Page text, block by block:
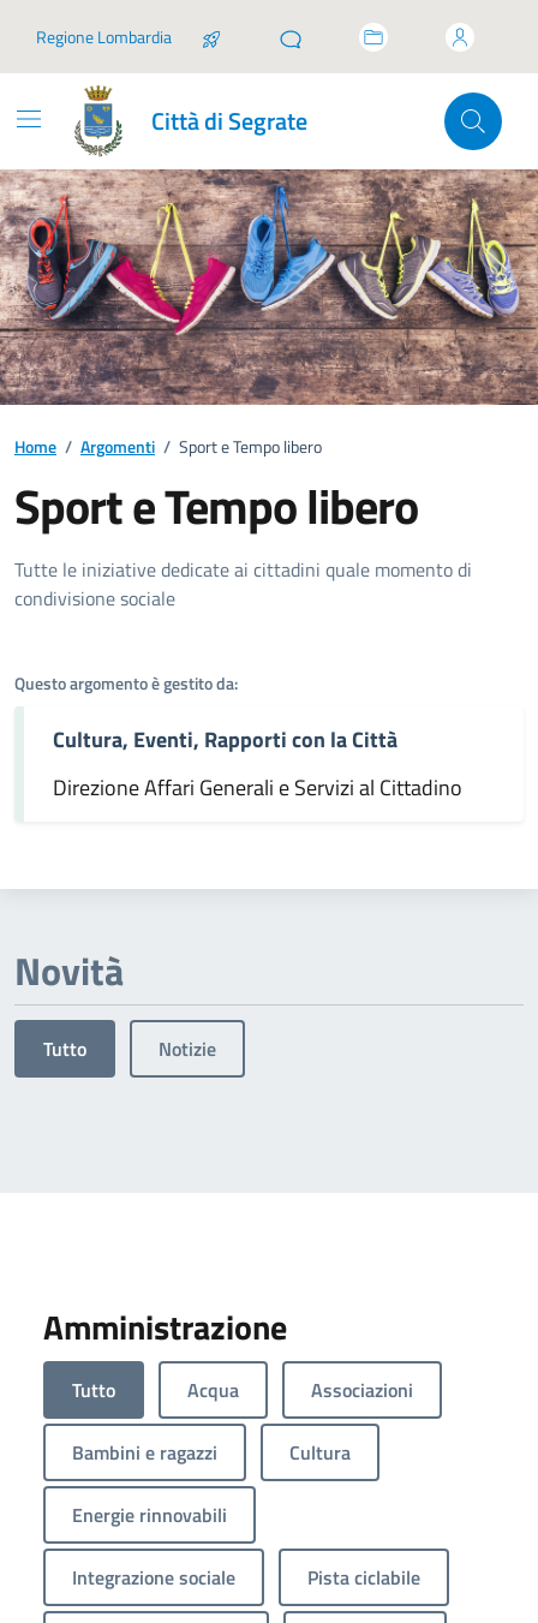
Regione Lombardia
Città di Segrate
Home / Argomenti / Sport e Tempo libero
Sport e Tempo libero
Dettagli dell'argomento
Tutte le iniziative dedicate ai cittadini quale momento di
condivisione sociale
Questo argomento è gestito da:
Cultura, Eventi, Rapporti con la Città
Direzione Affari Generali e Servizi al Cittadino
Novità
Tutto Notizie
Amministrazione
Tutto Acqua Associazioni
Bambini e ragazzi Cultura
Energie rinnovabili
Integrazione sociale Pista ciclabile